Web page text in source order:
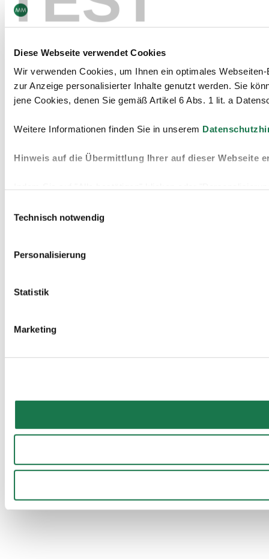
Diese Webseite verwendet Cookies
Wir verwenden Cookies, um Ihnen ein optimales
zur Anzeige personalisierter Inhalte genutzt werden. Sie
jene Cookies, denen Sie gemäß Artikel 6 Abs. 1 lit. a
Weitere Informationen finden Sie in unserem
Hinweis auf die Übermittlung Ihrer auf dieser Webseite
"Auswahl bestätigen“ auswählen, findet die oben
Technisch notwendig
Personalisierung
Statistik
Marketing